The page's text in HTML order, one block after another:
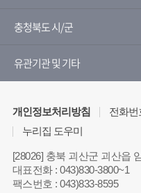
충청북도 시/군
유관기관 및 기타
개인정보처리방침 전화번
누리집 도우미
[28026] 충북 괴산군 괴산읍
대표전화:043)830-3800~1
팩스번호 :043)833-8595